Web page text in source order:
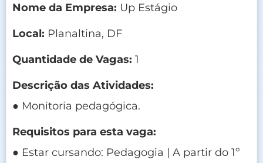
Nome da Empresa: Up Estágio
Local: Planaltina, DF
Quantidade de Vagas: 1
Descrição das Atividades:
● Monitoria pedagógica.
Requisitos para esta vaga:
● Estar cursando: Pedagogia | A partir do 1º